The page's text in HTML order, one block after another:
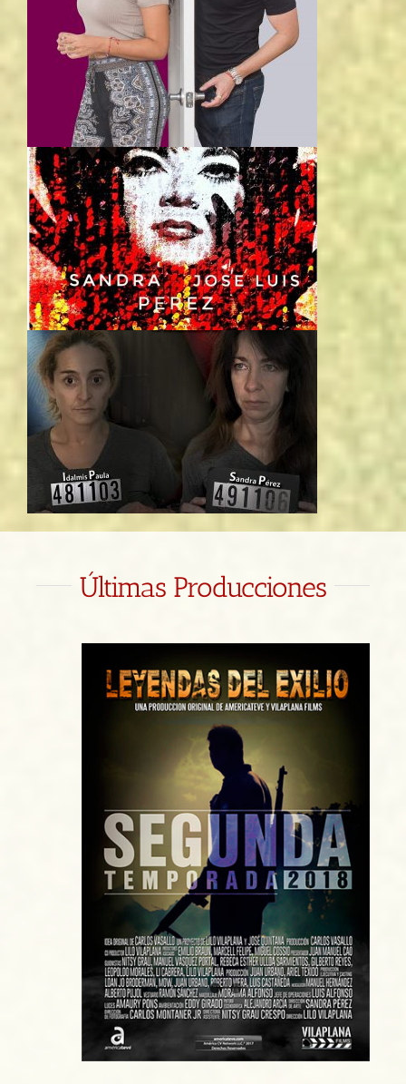
Últimas Producciones